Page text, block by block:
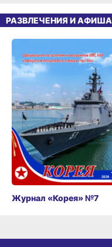
РАЗВЛЕЧЕНИЯ И АФИША
Журнал «Корея» №7